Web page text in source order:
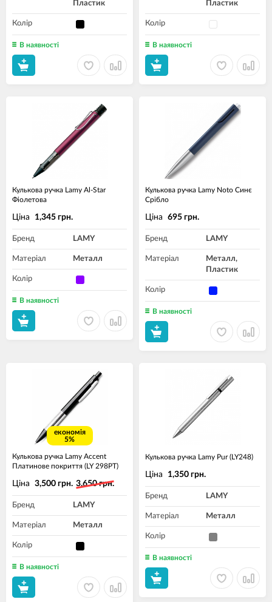
Пластик
Колір
В наявності
Пластик
Колір
В наявності
Кулькова ручка Lamy Al-Star
Фіолетова
Ціна 1,345 грн.
Бренд LAMY
Матеріал Металл
Колір
В наявності
Кулькова ручка Lamy Noto Синє
Срібло
Ціна 695 грн.
Бренд LAMY
Матеріал
Металл,
Пластик
Колір
В наявності
економія
5%
Кулькова ручка Lamy Accent
Платинове покриття (LY 298РТ)
Ціна 3,500 грн. 3,650 грн.
Бренд LAMY
Матеріал Металл
Колір
В наявності
Кулькова ручка Lamy Pur (LY248)
Ціна 1,350 грн.
Бренд LAMY
Матеріал Металл
Колір
В наявності